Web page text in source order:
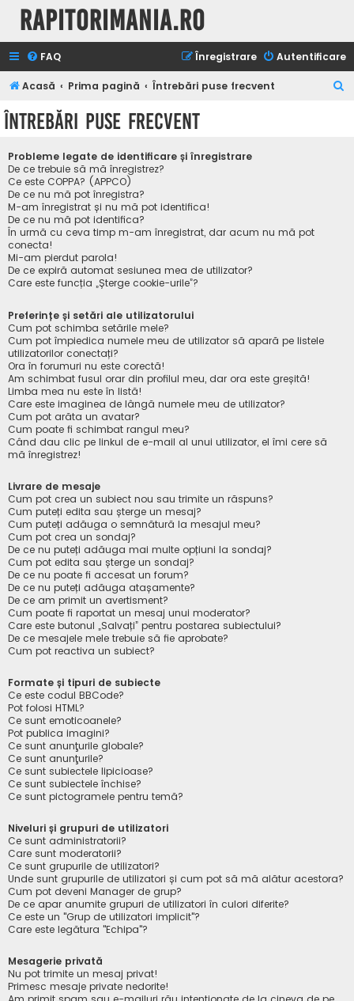
Rapitorimania.ro
FAQ Autentificare
Înregistrare
Acasă Prima pagină Întrebări puse frecvent
Întrebări puse frecvent
Probleme legate de identificare și înregistrare
De ce trebuie să mă înregistrez?
Ce este COPPA? (APPCO)
De ce nu mă pot înregistra?
M-am înregistrat și nu mă pot identifica!
De ce nu mă pot identifica?
În urmă cu ceva timp m-am înregistrat, dar acum nu mă pot
conecta!
Mi-am pierdut parola!
De ce expiră automat sesiunea mea de utilizator?
Care este funcția „Șterge cookie-urile”?
Preferințe și setări ale utilizatorului
Cum pot schimba setările mele?
Cum pot împiedica numele meu de utilizator să apară pe listele
utilizatorilor conectați?
Ora în forumuri nu este corectă!
Am schimbat fusul orar din profilul meu, dar ora este greșită!
Limba mea nu este în listă!
Care este imaginea de lângă numele meu de utilizator?
Cum pot arăta un avatar?
Cum poate fi schimbat rangul meu?
Când dau clic pe linkul de e-mail al unui utilizator, el îmi cere să
mă înregistrez!
Livrare de mesaje
Cum pot crea un subiect nou sau trimite un răspuns?
Cum puteți edita sau șterge un mesaj?
Cum puteți adăuga o semnătură la mesajul meu?
Cum pot crea un sondaj?
De ce nu puteți adăuga mai multe opțiuni la sondaj?
Cum pot edita sau șterge un sondaj?
De ce nu poate fi accesat un forum?
De ce nu puteți adăuga atașamente?
De ce am primit un avertisment?
Cum poate fi raportat un mesaj unui moderator?
Care este butonul „Salvați” pentru postarea subiectului?
De ce mesajele mele trebuie să fie aprobate?
Cum pot reactiva un subiect?
Formate și tipuri de subiecte
Ce este codul BBCode?
Pot folosi HTML?
Ce sunt emoticoanele?
Pot publica imagini?
Ce sunt anunţurile globale?
Ce sunt anunţurile?
Ce sunt subiectele lipicioase?
Ce sunt subiectele închise?
Ce sunt pictogramele pentru temă?
Niveluri și grupuri de utilizatori
Ce sunt administratorii?
Care sunt moderatorii?
Ce sunt grupurile de utilizatori?
Unde sunt grupurile de utilizatori și cum pot să mă alătur acestora?
Cum pot deveni Manager de grup?
De ce apar anumite grupuri de utilizatori în culori diferite?
Ce este un "Grup de utilizatori implicit"?
Care este legătura "Echipa"?
Mesagerie privată
Nu pot trimite un mesaj privat!
Primesc mesaje private nedorite!